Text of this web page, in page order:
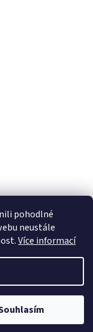
pohodlné
neustále
Více informací
omezena dle
práva vyhrazena.